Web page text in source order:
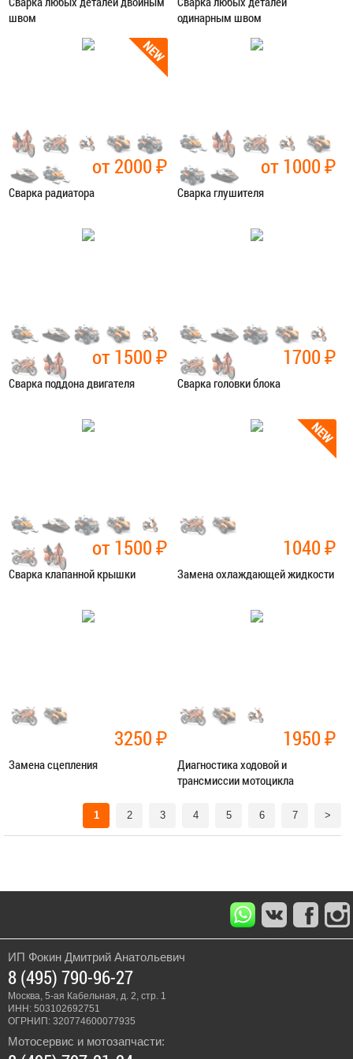
швом
Сварочные работы
одинарным швом
Сварочные работы
от 2000₽
Сварка радиатора
Сварочные работы
от 1000₽
Сварка глушителя
Сварочные работы
от 1500₽
Сварка поддона двигателя
Сварочные работы
1700₽
Сварка головки блока
Сварочные работы
от 1500₽
Сварка клапанной крышки
Сварочные работы
1040₽
Замена охлаждающей жидкости
Ремонт сист.
3250₽
Замена сцепления
1950₽
Диагностика ходовой и
трансмиссии мотоцикла
1 2 3 4 5 6 7 >
ИП Фокин Дмитрий Анатольевич
8 (495) 790-96-27
Москва, 5-ая Кабельная, д. 2, стр. 1
ИНН: 503102692751
ОГРНИП: 320774600077935
Мотосервис и мотозапчасти: